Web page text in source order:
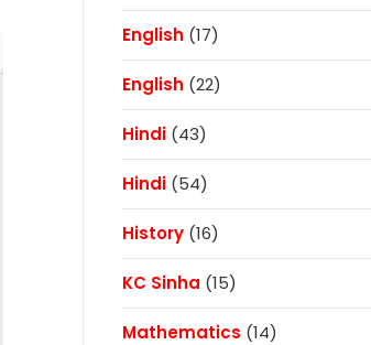
English (17)
English (22)
Hindi(43)
Hindi(54)
History(16)
KC Sinha (15)
Mathematics (14)